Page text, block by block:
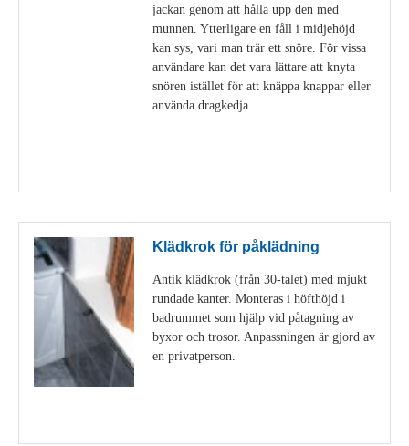
jackan genom att hålla upp den med
munnen. Ytterligare en fåll i midjehöjd
kan sys, vari man trär ett snöre. För vissa
användare kan det vara lättare att knyta
snören istället för att knäppa knappar eller
använda dragkedja.
Klädkrok för påklädning
Antik klädkrok (från 30-talet) med mjukt
rundade kanter. Monteras i höfthöjd i
badrummet som hjälp vid påtagning av
byxor och trosor. Anpassningen är gjord av
en privatperson.